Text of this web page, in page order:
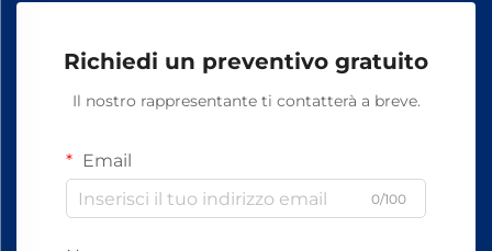
Richiedi un preventivo gratuito
Il nostro rappresentante ti contatterà a breve.
Email
0/100